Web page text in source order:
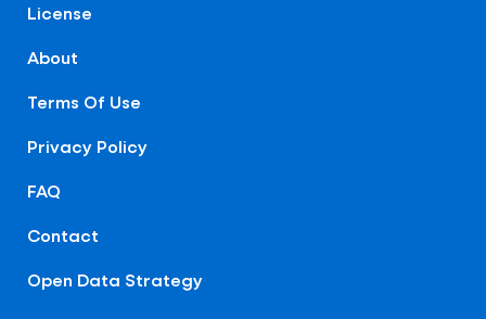
License
About
Terms Of Use
Privacy Policy
FAQ
Contact
Open Data Strategy